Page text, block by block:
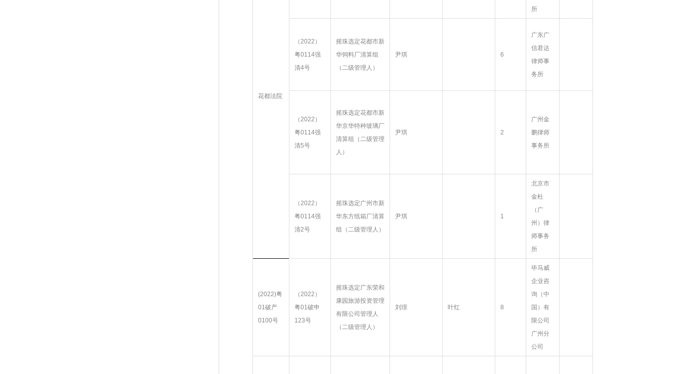
花都法院
所
（2022）
粤0114强
清4号
摇珠选定花都市新
华饲料厂清算组
（二级管理人）
尹琪 6
广东广
信君达
律师事
务所
（2022）
粤0114强
清5号
摇珠选定花都市新
华京华特种玻璃厂
清算组（二级管理
人）
尹琪 2
广州金
鹏律师
事务所
（2022）
粤0114强
清2号
摇珠选定广州市新
华东方纸箱厂清算
组（二级管理人）
尹琪 1
北京市
金杜
（广
州）律
师事务
所
(2022)粤
01破产
0100号
（2022）
粤01破申
123号
摇珠选定广东荣和
康园旅游投资管理
有限公司管理人
（二级管理人）
刘璟 叶红 8
毕马威
企业咨
询（中
国）有
限公司
广州分
公司